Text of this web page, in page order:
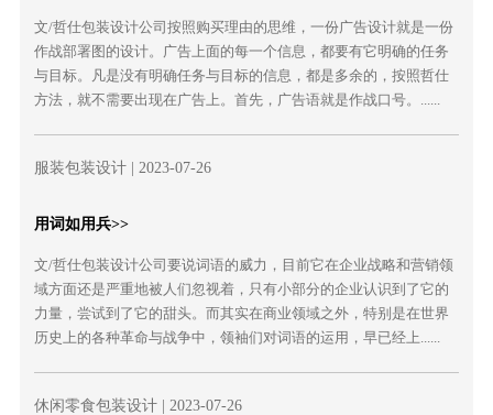
文/哲仕包装设计公司按照购买理由的思维，一份广告设计就是一份
作战部署图的设计。广告上面的每一个信息，都要有它明确的任务
与目标。凡是没有明确任务与目标的信息，都是多余的，按照哲仕
方法，就不需要出现在广告上。首先，广告语就是作战口号。......
服装包装设计| 2023-07-26
用词如用兵>>
文/哲仕包装设计公司要说词语的威力，目前它在企业战略和营销领
域方面还是严重地被人们忽视着，只有小部分的企业认识到了它的
力量，尝试到了它的甜头。而其实在商业领域之外，特别是在世界
历史上的各种革命与战争中，领袖们对词语的运用，早已经上......
休闲零食包装设计| 2023-07-26